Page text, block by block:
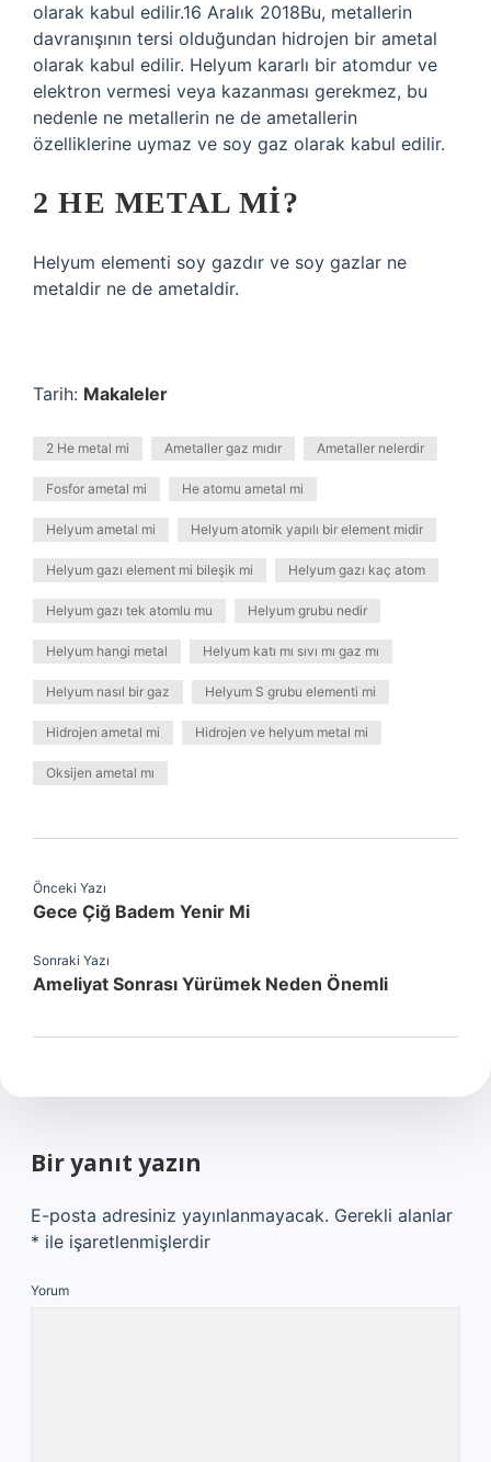
olarak kabul edilir.16 Aralık 2018Bu, metallerin
davranışının tersi olduğundan hidrojen bir ametal
olarak kabul edilir. Helyum kararlı bir atomdur ve
elektron vermesi veya kazanması gerekmez, bu
nedenle ne metallerin ne de ametallerin
özelliklerine uymaz ve soy gaz olarak kabul edilir.
2 HE METAL MI?
Helyum elementi soy gazdır ve soy gazlar ne
metaldir ne de ametaldir.
Tarih: Makaleler
2 He metal mi Ametaller gaz mıdır Ametaller nelerdir
Fosfor ametal mi He atomu ametal mi
Helyum ametal mi Helyum atomik yapılı bir element midir
Helyum gazı element mi bileşik mi Helyum gazı kaç atom
Helyum gazı tek atomlu mu Helyum grubu nedir
Helyum hangi metal Helyum katı mı sıvı mı gaz mı
Helyum nasıl bir gaz Helyum S grubu elementi mi
Hidrojen ametal mi Hidrojen ve helyum metal mi
Oksijen ametal mı
Önceki Yazı
Gece Çiğ Badem Yenir Mi
Sonraki Yazı
Ameliyat Sonrası Yürümek Neden Önemli
Bir yanıt yazın
E-posta adresiniz yayınlanmayacak. Gerekli alanlar
* ile işaretlenmişlerdir
Yorum